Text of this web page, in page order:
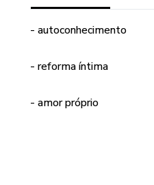
- autoconhecimento
- reforma íntima
- amor próprio